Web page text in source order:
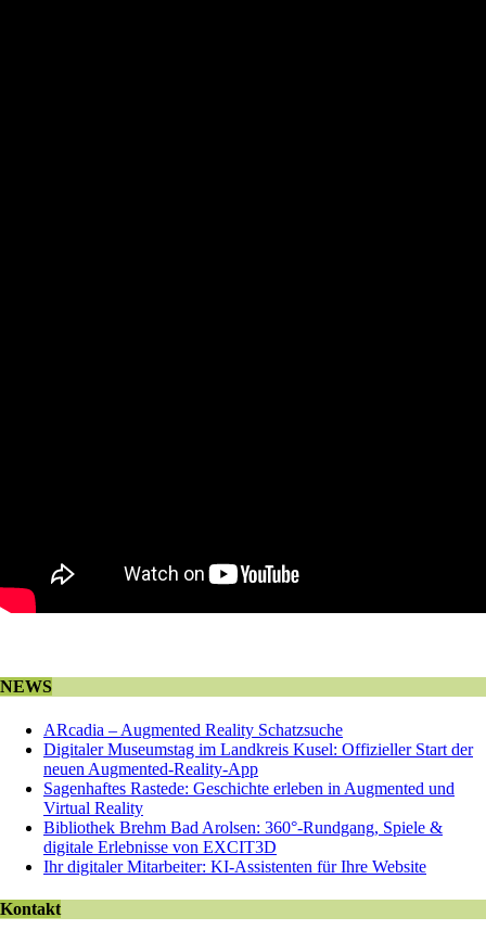
NEWS
ARcadia – Augmented Reality Schatzsuche
Digitaler Museumstag im Landkreis Kusel: Offizieller Start der
neuen Augmented-Reality-App
Sagenhaftes Rastede: Geschichte erleben in Augmented und
Virtual Reality
Bibliothek Brehm Bad Arolsen: 360°-Rundgang, Spiele &
digitale Erlebnisse von EXCIT3D
Ihr digitaler Mitarbeiter: KI-Assistenten für Ihre Website
Kontakt